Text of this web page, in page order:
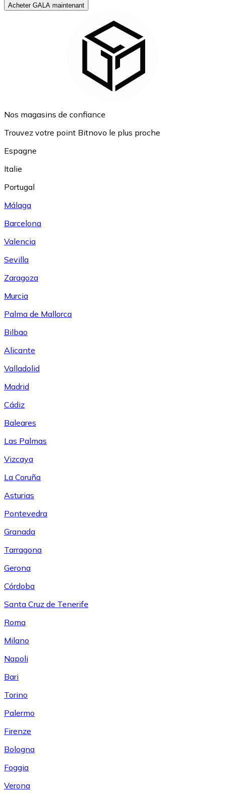
Acheter GALA maintenant
Nos magasins de confiance
Trouvez votre point Bitnovo le plus proche
Espagne
Italie
Portugal
Málaga
Barcelona
Valencia
Sevilla
Zaragoza
Murcia
Palma de Mallorca
Bilbao
Alicante
Valladolid
Madrid
Cádiz
Baleares
Las Palmas
Vizcaya
La Coruña
Asturias
Pontevedra
Granada
Tarragona
Gerona
Córdoba
Santa Cruz de Tenerife
Roma
Milano
Napoli
Bari
Torino
Palermo
Firenze
Bologna
Foggia
Verona